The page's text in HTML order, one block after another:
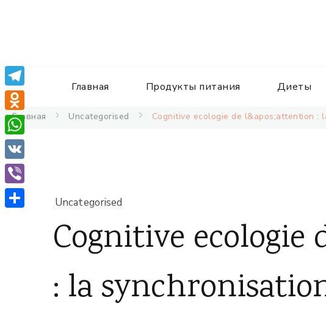
Главная Продукты питания Диеты
Главная Uncategorised Cognitive ecologie de l&apos;attention :
Uncategorised
Cognitive
: la
Telegram
Odnoklassniki
WhatsApp
VK
Viber